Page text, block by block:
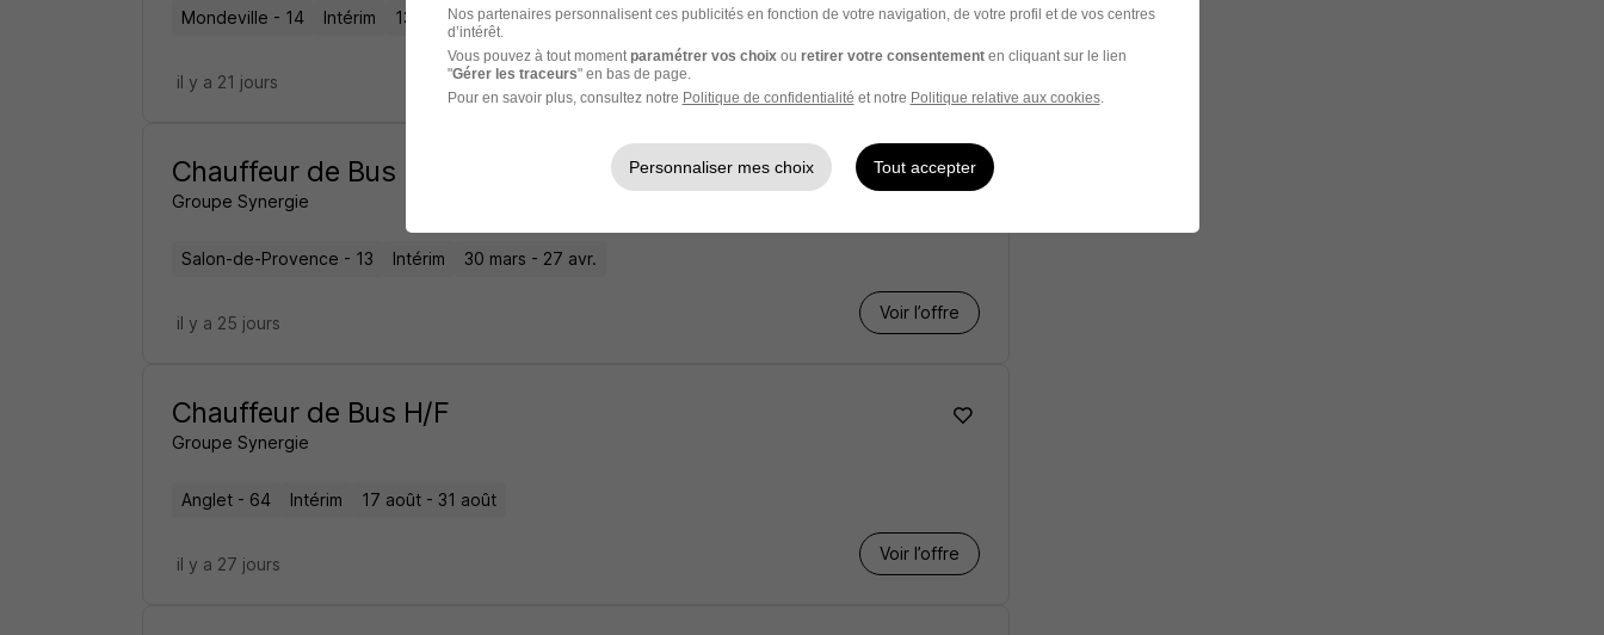
Mondeville - 14 Intérim 13 juil. - 31 oct.
il y a 21 jours
Chauffeur de Bus H/F
Groupe Synergie
Salon-de-Provence - 13 Intérim 30 mars - 27 avr.
Voir l’offre
il y a 25 jours
Chauffeur de Bus H/F
Groupe Synergie
Anglet - 64 Intérim 17 août - 31 août
Voir l’offre
il y a 27 jours
Nos partenaires personnalisent ces publicités en fonction de votre navigation, de votre profil et de vos centres
d’intérêt.
Vous pouvez à tout moment paramétrer vos choix ou retirer votre consentementen cliquant sur le lien
"Gérer les traceurs" en bas de page.
Pour en savoir plus, consultez notre Politique de confidentialité et notre Politique relative aux cookies.
Personnaliser mes choix Tout accepter